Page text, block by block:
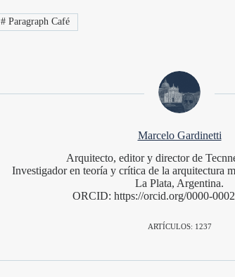
#Paragraph Café
Marcelo Gardinetti
Arquitecto, editor y director de
Investigador en teoría y crítica de la arquitectura
La Plata, Argentina.
ORCID: https://orcid.org/0000-
ARTÍCULOS: 1237